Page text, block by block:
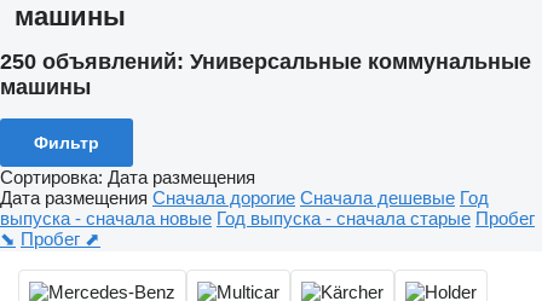
машины
250 объявлений: Универсальные коммунальные
машины
Фильтр
Сортировка: Дата размещения
Дата размещения Сначала дорогие Сначала дешевые Год
выпуска - сначала новые Год выпуска - сначала старые Пробег
⬊ Пробег ⬈